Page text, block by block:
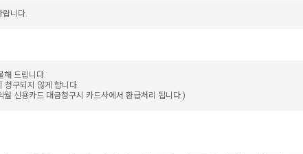
니다.
해 드립니다.
청구되지 않게 합니다.
신용카드 대금청구시 카드사에서 환급처리 됩니다.)